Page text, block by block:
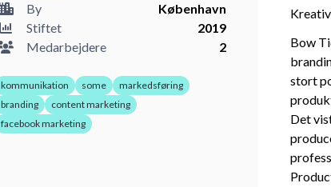
By
København
Stiftet
2019
Medarbejdere
2
kommunikation some
markedsføring
branding
content marketing
facebook marketing
Bow
stort
Det